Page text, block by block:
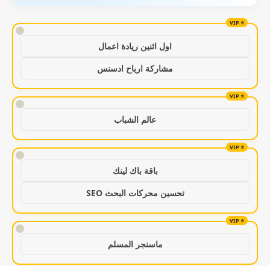
!
اول اثنين ريادة اعمال
مشاركة ارباح ادسنس
!
عالم الشباب
!
باقة باك لينك
تحسين محركات البحث SEO
!
ماسنجر المسلم